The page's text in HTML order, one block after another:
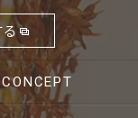
CONCEPT